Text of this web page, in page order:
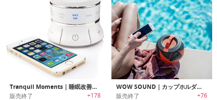
Tranquil Moments｜睡眠改善サウンドプログラム搭載ベッドサイドワイヤレスBluetoothスピーカー
販売終了 +178
WOW SOUND｜カップホルダーにも収まるアウトドアに最適なウォータープルーフポータブルスピーカー「ワウサウンド」
販売終了 +76